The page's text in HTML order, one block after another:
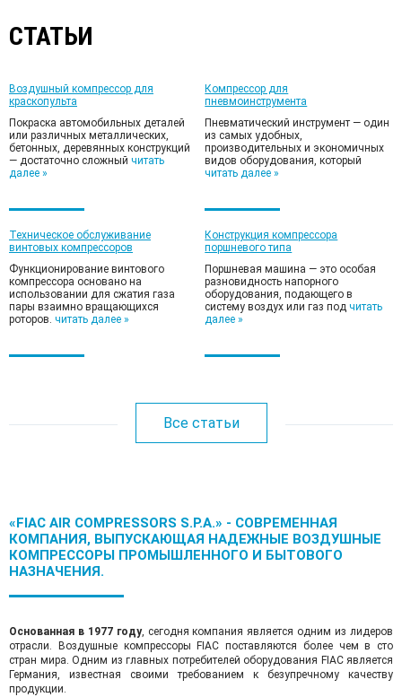
СТАТЬИ
Воздушный компрессор для
краскопульта
Покраска автомобильных деталей
или различных металлических,
бетонных, деревянных конструкций
— достаточно сложный читать
далее »
Компрессор для
пневмоинструмента
Пневматический инструмент — один
из самых удобных,
производительных и экономичных
видов оборудования, который
читать далее »
Техническое обслуживание
винтовых компрессоров
Функционирование винтового
компрессора основано на
использовании для сжатия газа
пары взаимно вращающихся
роторов. читать далее »
Конструкция компрессора
поршневого типа
Поршневая машина — это особая
разновидность напорного
оборудования, подающего в
систему воздух или газ подчитать
далее »
Все статьи
«FIAC AIR COMPRESSORS S.P.A.» - СОВРЕМЕННАЯ
КОМПАНИЯ, ВЫПУСКАЮЩАЯ НАДЕЖНЫЕ ВОЗДУШНЫЕ
КОМПРЕССОРЫ ПРОМЫШЛЕННОГО И БЫТОВОГО
НАЗНАЧЕНИЯ.
Основанная в 1977 году, сегодня компания является одним из лидеров
отрасли. Воздушные компрессоры FIAC поставляются более чем в сто
стран мира. Одним из главных потребителей оборудования FIAC является
Германия, известная своими требованием к безупречному качеству
продукции.